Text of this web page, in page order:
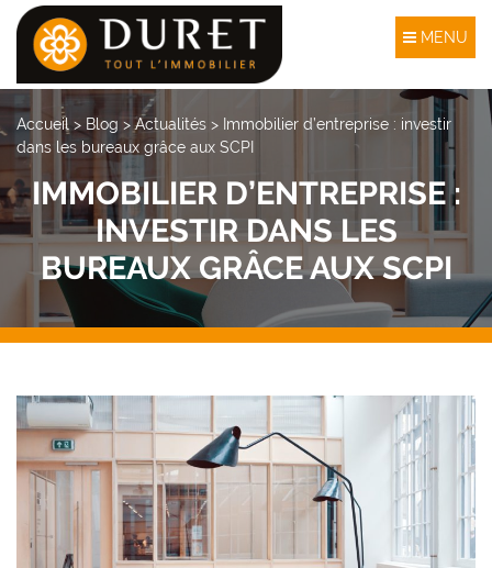
MENU
Accueil > Blog >Actualités > Immobilier d’entreprise : investir
dans les bureaux grâce aux SCPI
IMMOBILIER D’ENTREPRISE :
INVESTIR DANS LES
BUREAUX GRÂCE AUX SCPI